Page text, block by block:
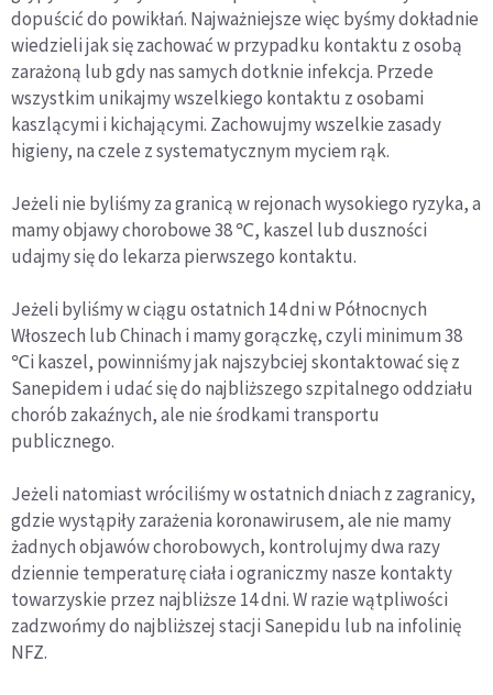
dopuścić do powikłań. Najważniejsze więc byśmy dokładnie
wiedzieli jak się zachować w przypadku kontaktu z osobą
zarażoną lub gdy nas samych dotknie infekcja. Przede
wszystkim unikajmy wszelkiego kontaktu z osobami
kaszlącymi i kichającymi. Zachowujmy wszelkie zasady
higieny, na czele z systematycznym myciem rąk.
Jeżeli nie byliśmy za granicą w rejonach wysokiego ryzyka, a
mamy objawy chorobowe 38 ℃, kaszel lub duszności
udajmy się do lekarza pierwszego kontaktu.
Jeżeli byliśmy w ciągu ostatnich 14 dni w Północnych
Włoszech lub Chinach i mamy gorączkę, czyli minimum 38
℃i kaszel, powinniśmy jak najszybciej skontaktować się z
Sanepidem i udać się do najbliższego szpitalnego oddziału
chorób zakaźnych, ale nie środkami transportu
publicznego.
Jeżeli natomiast wróciliśmy w ostatnich dniach z zagranicy,
gdzie wystąpiły zarażenia koronawirusem, ale nie mamy
żadnych objawów chorobowych, kontrolujmy dwa razy
dziennie temperaturę ciała i ograniczmy nasze kontakty
towarzyskie przez najbliższe 14 dni. W razie wątpliwości
zadzwońmy do najbliższej stacji Sanepidu lub na infolinię
NFZ.